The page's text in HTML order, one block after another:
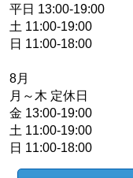
平日 13:00-19:00
土 11:00-19:00
日 11:00-18:00
8月
月～木 定休日
金 13:00-19:00
土 11:00-19:00
日 11:00-18:00